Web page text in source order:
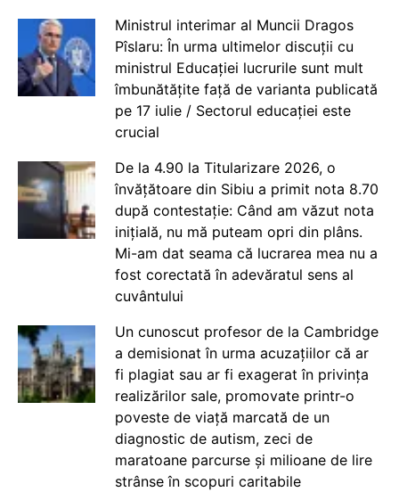
Ministrul interimar al Muncii Dragos
Pîslaru: În urma ultimelor discuții cu
ministrul Educației lucrurile sunt mult
îmbunătățite față de varianta publicată
pe 17 iulie / Sectorul educației este
crucial
De la 4.90 la Titularizare 2026, o
învățătoare din Sibiu a primit nota 8.70
după contestație: Când am văzut nota
inițială, nu mă puteam opri din plâns.
Mi-am dat seama că lucrarea mea nu a
fost corectată în adevăratul sens al
cuvântului
Un cunoscut profesor de la Cambridge
a demisionat în urma acuzațiilor că ar
fi plagiat sau ar fi exagerat în privința
realizărilor sale, promovate printr-o
poveste de viață marcată de un
diagnostic de autism, zeci de
maratoane parcurse și milioane de lire
strânse în scopuri caritabile